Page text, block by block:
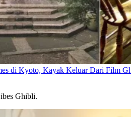
di Kyoto, Kayak Keluar Dari Film
Ghibli.